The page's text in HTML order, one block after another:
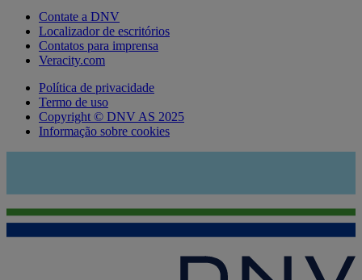
Contate a DNV
Localizador de escritórios
Contatos para imprensa
Veracity.com
Política de privacidade
Termo de uso
Copyright © DNV AS 2025
Informação sobre cookies